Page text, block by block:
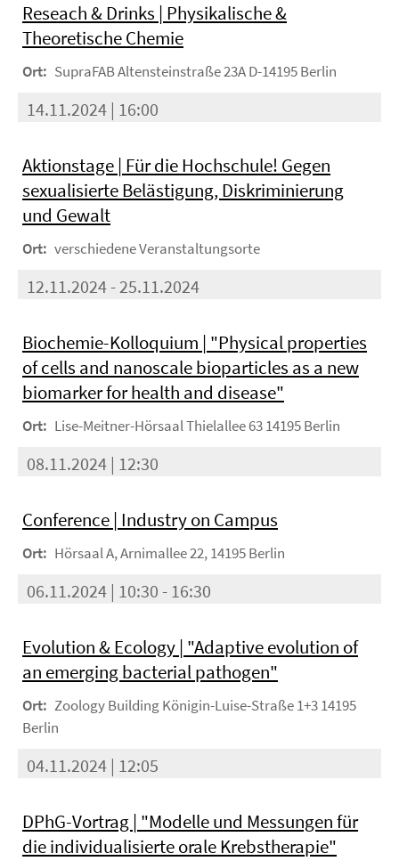
Reseach & Drinks | Physikalische &
Theoretische Chemie
Ort: SupraFAB Altensteinstraße 23A D-14195 Berlin
14.11.2024 | 16:00
Aktionstage | Für die Hochschule! Gegen
sexualisierte Belästigung, Diskriminierung
und Gewalt
Ort: verschiedene Veranstaltungsorte
12.11.2024 - 25.11.2024
Biochemie-Kolloquium | "Physical properties
of cells and nanoscale bioparticles as a new
biomarker for health and disease"
Ort: Lise-Meitner-Hörsaal Thielallee 63 14195 Berlin
08.11.2024 | 12:30
Conference | Industry on Campus
Ort: Hörsaal A, Arnimallee 22, 14195 Berlin
06.11.2024 | 10:30 - 16:30
Evolution & Ecology | "Adaptive evolution of
an emerging bacterial pathogen"
Ort: Zoology Building Königin-Luise-Straße 1+3 14195
Berlin
04.11.2024 | 12:05
DPhG-Vortrag | "Modelle und Messungen für
die individualisierte orale Krebstherapie"